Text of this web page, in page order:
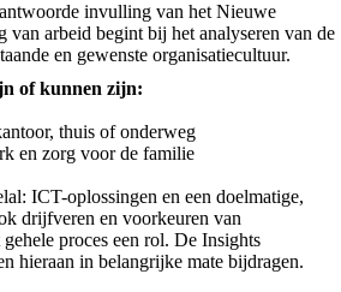
invulling van het Nieuwe
arbeid begint bij het analyseren van de
en gewenste organisatiecultuur.
of kunnen zijn:
thuis of onderweg
en zorg voor de familie
ICT-oplossingen en een doelmatige,
drijfveren en voorkeuren van
proces een rol. De Insights
hieraan in belangrijke mate bijdragen.